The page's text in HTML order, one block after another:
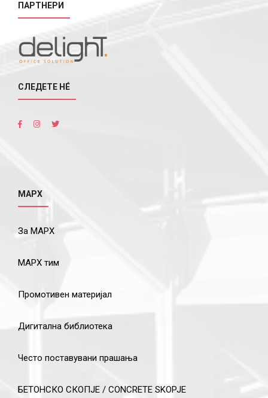
ПАРТНЕРИ
СЛЕДЕТЕ НÉ
МАРХ
За МАРХ
МАРХ тим
Промотивен материјал
Дигитална библиотека
Често поставувани прашања
БЕТОНСКО СКОПЈЕ / CONCRETE SKOPJE